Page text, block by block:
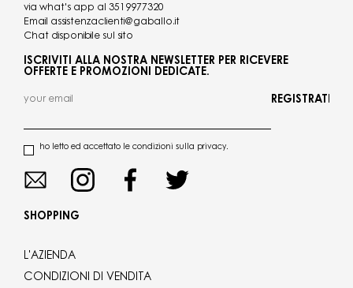
via what's app al 3519977320
Email assistenzaclienti@gaballo.it
Chat disponibile sul sito
ISCRIVITI ALLA NOSTRA NEWSLETTER PER RICEVERE
OFFERTE E PROMOZIONI DEDICATE.
ho letto ed accettato le condizioni sulla privacy.
REGISTRATI
SHOPPING
L'AZIENDA
CONDIZIONI DI VENDITA